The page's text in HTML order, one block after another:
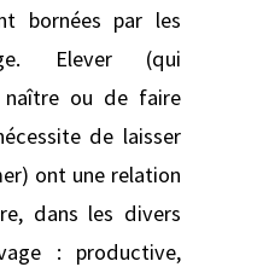
bornées par les
Elever (qui
naître ou de faire
de laisser
ont une relation
dans les divers
: productive,